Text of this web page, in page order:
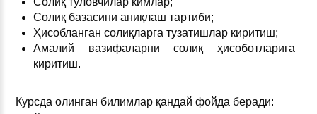
Солиқ базасини аниқлаш тартиби;
Ҳисобланган солиқларга тузатишлар киритиш;
Амалий вазифаларни солиқ ҳисоботларига
киритиш.
Курсда олинган билимлар қандай фойда беради: